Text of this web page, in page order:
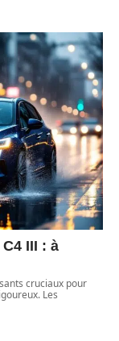
III : à
cruciaux pour
Les